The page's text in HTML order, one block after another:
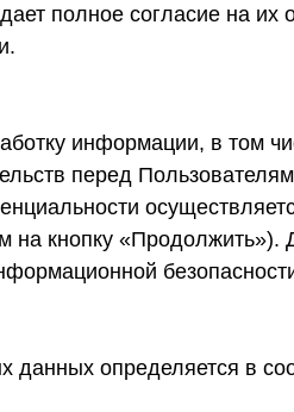
полное согласие на
информации, в том
перед
на кнопку
данных определяется в